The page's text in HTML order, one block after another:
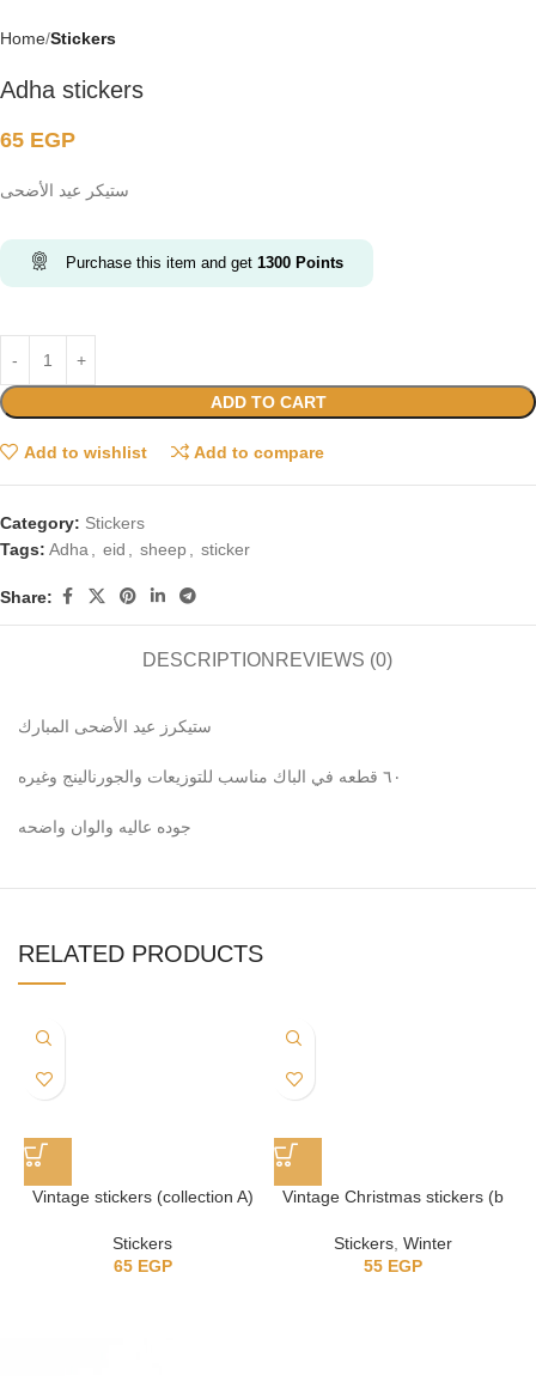
Home Stickers
Adha stickers
65 EGP
ستيكر عيد الأضحى
Purchase this item and get 1300 Points
ADD TO CART
Add to wishlist Add to compare
Category: Stickers
Tags: Adha, eid , sheep, sticker
Share:
DESCRIPTION REVIEWS (0)
ستيكرز عيد الأضحى المبارك
٦٠ قطعه في الباك مناسب للتوزيعات والجورنالينج وغيره
جوده عاليه والوان واضحه
RELATED PRODUCTS
Vintage stickers (collection A)
Stickers
65 EGP
Vintage Christmas stickers (b
Stickers, Winter
55 EGP